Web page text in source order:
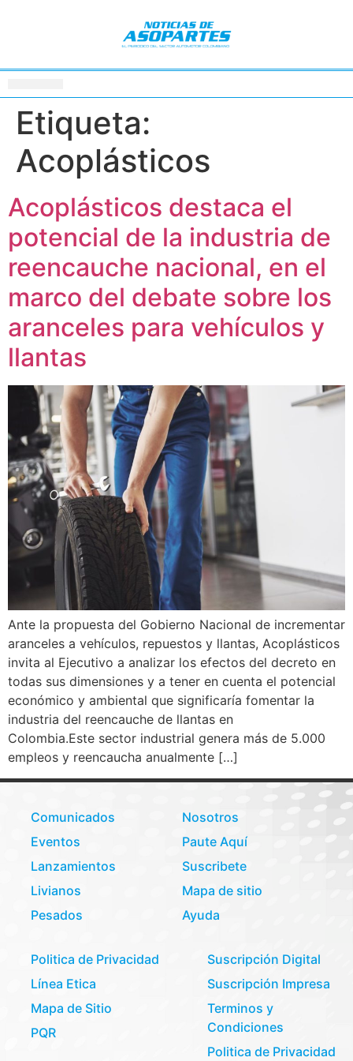
Etiqueta:
Acoplásticos
Acoplásticos destaca el
potencial de la industria de
reencauche nacional, en el
marco del debate sobre los
aranceles para vehículos y
llantas
Ante la propuesta del Gobierno Nacional de incrementar
aranceles a vehículos, repuestos y llantas, Acoplásticos
invita al Ejecutivo a analizar los efectos del decreto en
todas sus dimensiones y a tener en cuenta el potencial
económico y ambiental que significaría fomentar la
industria del reencauche de llantas en
Colombia.Este sector industrial genera más de 5.000
empleos y reencaucha anualmente […]
Comunicados
Eventos
Lanzamientos
Livianos
Pesados
Nosotros
Paute Aquí
Suscribete
Mapa de sitio
Ayuda
Politica de Privacidad
Línea Etica
Mapa de Sitio
PQR
Suscripción Digital
Suscripción Impresa
Terminos y
Condiciones
Politica de Privacidad